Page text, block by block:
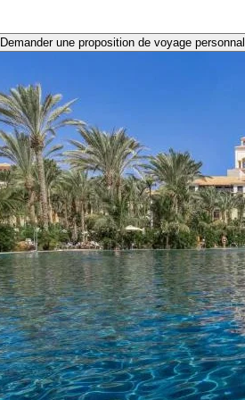
Demander une proposition de voyage